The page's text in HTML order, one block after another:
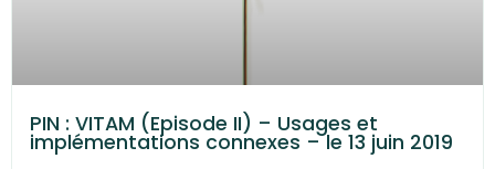
PIN : VITAM (Episode II) – Usages et
implémentations connexes – le 13 juin 2019